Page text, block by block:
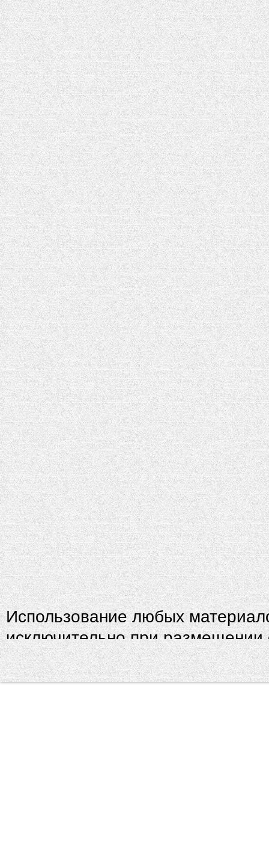
Использование любых
исключительно при размещении
wiki.ru!
Администрация сайта не несёт